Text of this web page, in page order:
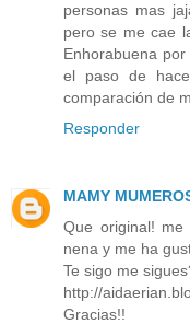
personas mas
pero se me cae
Enhorabuena
el paso de
comparación de
Responder
MAMY
Que original!
nena y me ha
Te sigo me
http://
Gracias!!